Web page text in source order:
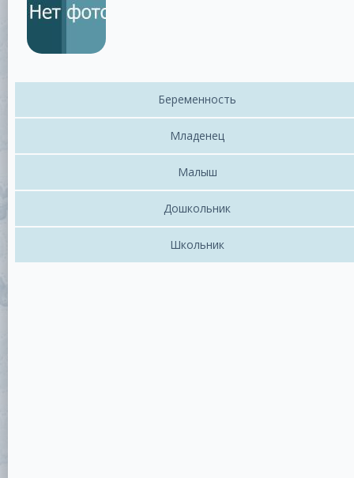
Беременность
Младенец
Малыш
Дошкольник
Школьник